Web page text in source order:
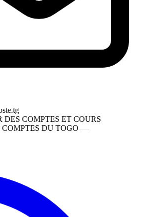
DES COMPTES ET COURS
COMPTES DU TOGO —